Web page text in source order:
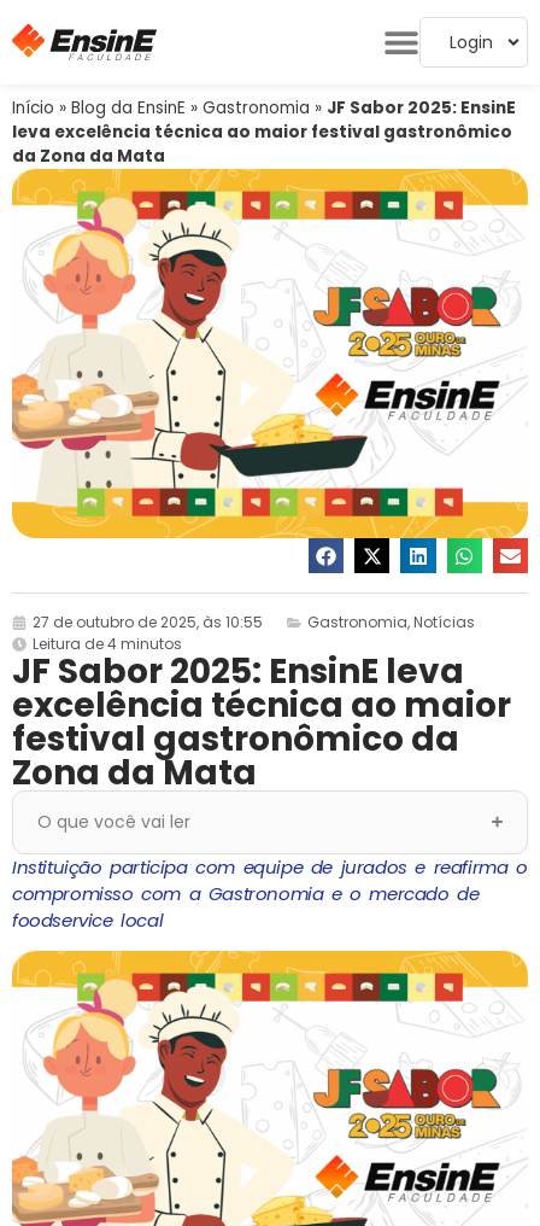
Login
Início » Blog da EnsinE » Gastronomia » JF Sabor 2025: EnsinE
leva excelência técnica ao maior festival gastronômico
da Zona da Mata
27 de outubro de 2025, às 10:55 Gastronomia,Notícias
Leitura de 4 minutos
JF Sabor 2025: EnsinE leva
excelência técnica ao maior
festival gastronômico da
Zona da Mata
O que você vai ler
Instituição participa com equipe de jurados e reafirma o
compromisso com a Gastronomia e o mercado de
foodservice local